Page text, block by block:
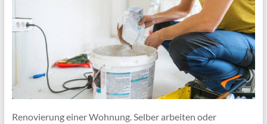
Renovierung einer Wohnung. Selber arbeiten oder